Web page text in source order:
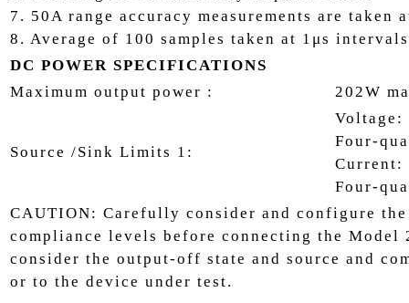
7. 50A range accuracy measurements are taken
8. Average of 100 samples taken at 1μs intervals
DC POWER SPECIFICATIONS
Maximum output power :
202W
Source /Sink Limits 1:
Voltage:
Four-
Current:
Four-
CAUTION: Carefully consider and configure
compliance levels before connecting the
consider the output-off state and source and
or to the device under test.